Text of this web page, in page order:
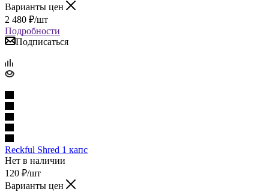
Варианты цен
2 480 ₽/шт
Подробности
Подписаться
Reckful Shred 1 капс
Нет в наличии
120 ₽/шт
Варианты цен